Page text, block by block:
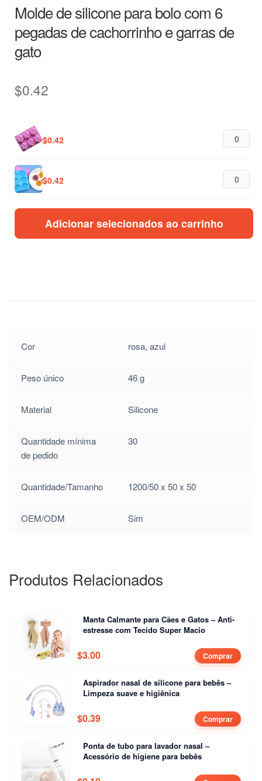
Molde de silicone para bolo com 6
pegadas de cachorrinho e garras de
gato
$0.42
$0.42
$0.42
Adicionar selecionados ao carrinho
Cor rosa, azul
Peso único 46 g
Material Silicone
Quantidade mínima
de pedido
30
Quantidade/Tamanho 1200/50 x 50 x 50
OEM/ODM Sim
Produtos Relacionados
Manta Calmante para Cães e Gatos – Anti-
estresse com Tecido Super Macio
$3.00 Comprar
Aspirador nasal de silicone para bebês –
Limpeza suave e higiênica
$0.39 Comprar
Ponta de tubo para lavador nasal –
Acessório de higiene para bebês